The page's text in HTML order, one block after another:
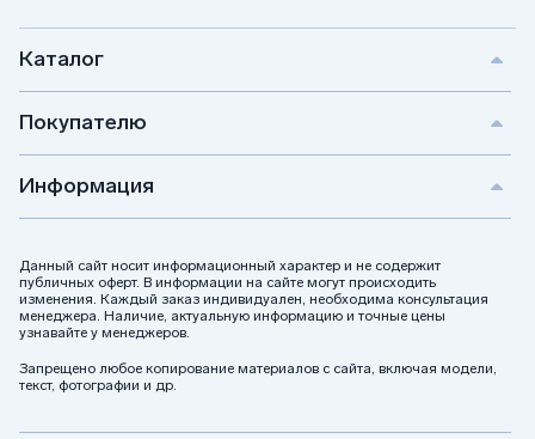
Каталог
Покупателю
Информация
Данный сайт носит информационный характер и не содержит
публичных оферт. В информации на сайте могут происходить
изменения. Каждый заказ индивидуален, необходима консультация
менеджера. Наличие, актуальную информацию и точные цены
узнавайте у менеджеров.
Запрещено любое копирование материалов с сайта, включая модели,
текст, фотографии и др.